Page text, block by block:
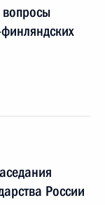
России